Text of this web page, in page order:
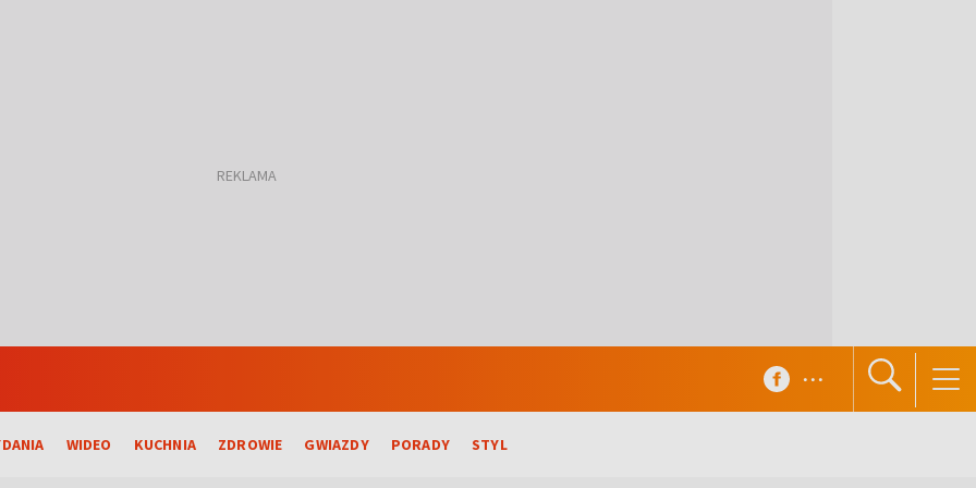
WIDEO KUCHNIA ZDROWIE GWIAZDY PORADY STYL
...